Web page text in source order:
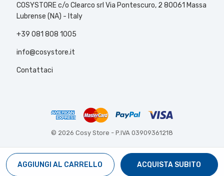
COSYSTORE c/o Clearco srl Via Pontescuro, 2 80061 Massa
Lubrense (NA) - Italy
+39 081 808 1005
info@cosystore.it
Contattaci
© 2026 Cosy Store - P.IVA 03909361218